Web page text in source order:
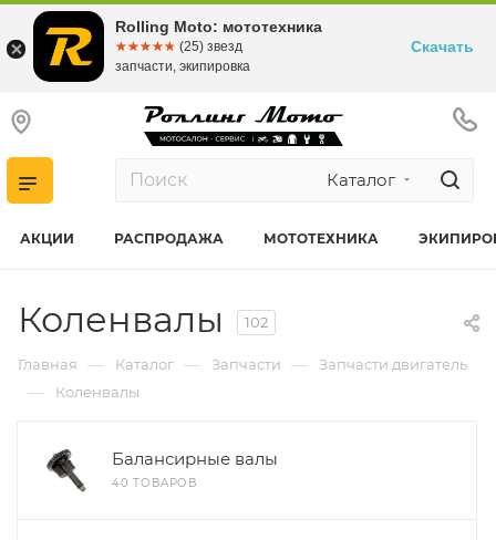
Каталог
АКЦИИ РАСПРОДАЖА МОТОТЕХНИКА
Коленвалы 102
Главная — Каталог — Запчасти — Запчасти двигатель
— Коленвалы
Балансирные валы
40 ТОВАРОВ
Rolling Moto: мототехника
☆☆☆☆☆
★★★★★ (25) звезд
запчасти, экипировка
Скачать